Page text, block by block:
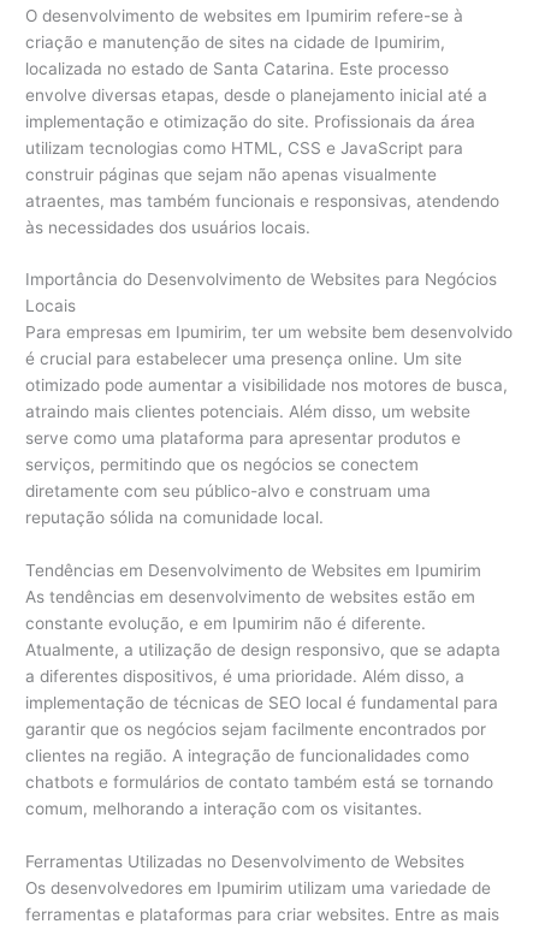
O desenvolvimento de websites em Ipumirim refere-se à
criação e manutenção de sites na cidade de Ipumirim,
localizada no estado de Santa Catarina. Este processo
envolve diversas etapas, desde o planejamento inicial até a
implementação e otimização do site. Profissionais da área
utilizam tecnologias como HTML, CSS e JavaScript para
construir páginas que sejam não apenas visualmente
atraentes, mas também funcionais e responsivas, atendendo
às necessidades dos usuários locais.
Importância do Desenvolvimento de Websites para Negócios
Locais
Para empresas em Ipumirim, ter um website bem desenvolvido
é crucial para estabelecer uma presença online. Um site
otimizado pode aumentar a visibilidade nos motores de busca,
atraindo mais clientes potenciais. Além disso, um website
serve como uma plataforma para apresentar produtos e
serviços, permitindo que os negócios se conectem
diretamente com seu público-alvo e construam uma
reputação sólida na comunidade local.
Tendências em Desenvolvimento de Websites em Ipumirim
As tendências em desenvolvimento de websites estão em
constante evolução, e em Ipumirim não é diferente.
Atualmente, a utilização de design responsivo, que se adapta
a diferentes dispositivos, é uma prioridade. Além disso, a
implementação de técnicas de SEO local é fundamental para
garantir que os negócios sejam facilmente encontrados por
clientes na região. A integração de funcionalidades como
chatbots e formulários de contato também está se tornando
comum, melhorando a interação com os visitantes.
Ferramentas Utilizadas no Desenvolvimento de Websites
Os desenvolvedores em Ipumirim utilizam uma variedade de
ferramentas e plataformas para criar websites. Entre as mais